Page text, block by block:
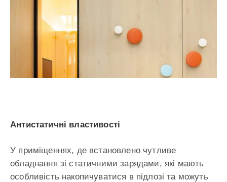
Антистатичні властивості
У приміщеннях, де встановлено чутливе
обладнання зі статичними зарядами, які мають
особливість накопичуватися в підлозі та можуть